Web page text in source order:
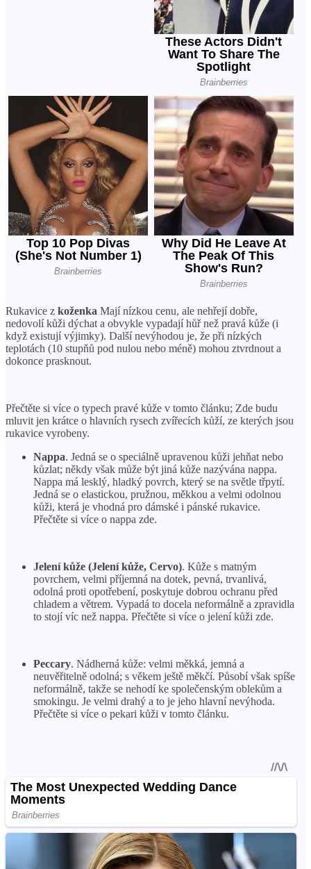
Rukavice z koženka Mají nízkou cenu, ale nehřejí dobře,
nedovolí kůži dýchat a obvykle vypadají hůř než pravá kůže (i
když existují výjimky). Další nevýhodou je, že při nízkých
teplotách (10 stupňů pod nulou nebo méně) mohou ztvrdnout a
dokonce prasknout.
Přečtěte si více o typech pravé kůže v tomto článku; Zde budu
mluvit jen krátce o hlavních rysech zvířecích kůží, ze kterých jsou
rukavice vyrobeny.
Nappa. Jedná se o speciálně upravenou kůži jehňat nebo
kůzlat; někdy však může být jiná kůže nazývána nappa.
Nappa má lesklý, hladký povrch, který se na světle třpytí.
Jedná se o elastickou, pružnou, měkkou a velmi odolnou
kůži, která je vhodná pro dámské i pánské rukavice.
Přečtěte si více o nappa zde.
Jelení kůže (Jelení kůže, Cervo). Kůže s matným
povrchem, velmi příjemná na dotek, pevná, trvanlivá,
odolná proti opotřebení, poskytuje dobrou ochranu před
chladem a větrem. Vypadá to docela neformálně a zpravidla
to stojí víc než nappa. Přečtěte si více o jelení kůži zde.
Peccary. Nádherná kůže: velmi měkká, jemná a
neuvěřitelně odolná; s věkem ještě měkčí. Působí však spíše
neformálně, takže se nehodí ke společenským oblekům a
smokingu. Je velmi drahý a to je jeho hlavní nevýhoda.
Přečtěte si více o pekari kůži v tomto článku.